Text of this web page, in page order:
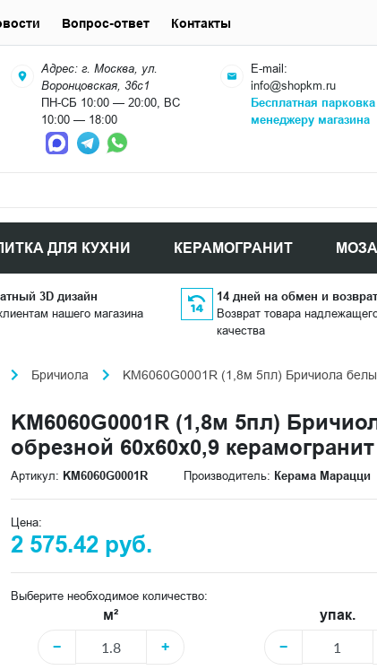
Адрес: г. Москва, ул.
Воронцовская, 36с1
ПН-СБ 10:00 — 20:00, ВС
10:00 — 18:00
E-mail:
info@shopkm.ru
Бесплатная
менеджеру магазина
ДЛЯ КУХНИ КЕРАМОГРАНИТ
Вопрос-ответ Контакты
3D дизайн
нашего магазина
14 дней на обмен и возврат
Возврат товара
качества
Бричиола KM6060G0001R (1,8м 5пл) Бричиола
KM6060G0001R (1,8м 5пл)
обрезной 60x60x0,9 керамогранит
Артикул: KM6060G0001R Производитель: Керама Марацци
Цена:
2 575.42 руб.
Выберите необходимое количество:
м²
−
+
упак.
−